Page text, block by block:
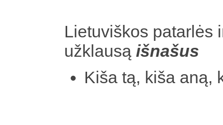
Lietuviškos patarlės
užklausą išnašus
Kiša tą, kiša aną,